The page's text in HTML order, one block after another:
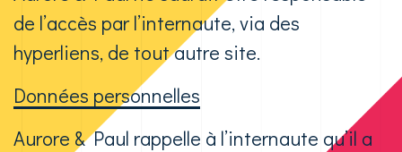
de l’accès par l’internaute, via des
hyperliens, de tout autre site.
Données personnelles
Aurore & Paul rappelle à l’internaute qu’il a